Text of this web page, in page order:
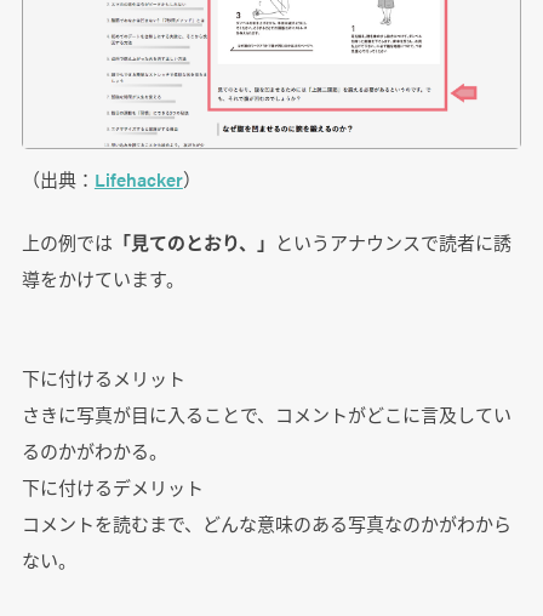
（出典： Lifehacker）
上の例では 「見てのとおり、」 というアナウンスで読者に誘
導をかけています。
下に付けるメリット
さきに写真が目に入ることで、コメントがどこに言及してい
るのかがわかる。
下に付けるデメリット
コメントを読むまで、どんな意味のある写真なのかがわから
ない。